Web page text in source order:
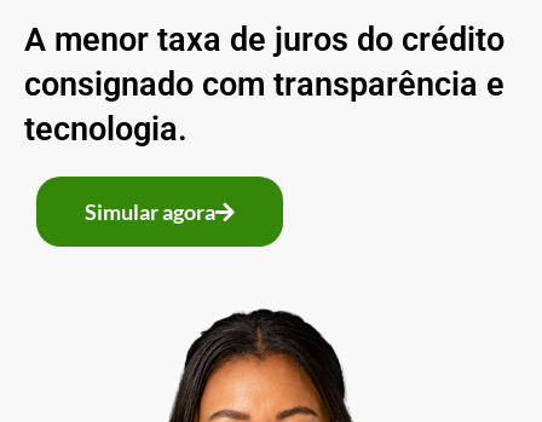
A menor taxa de juros do crédito
consignado com transparência e
tecnologia.
Simular agora